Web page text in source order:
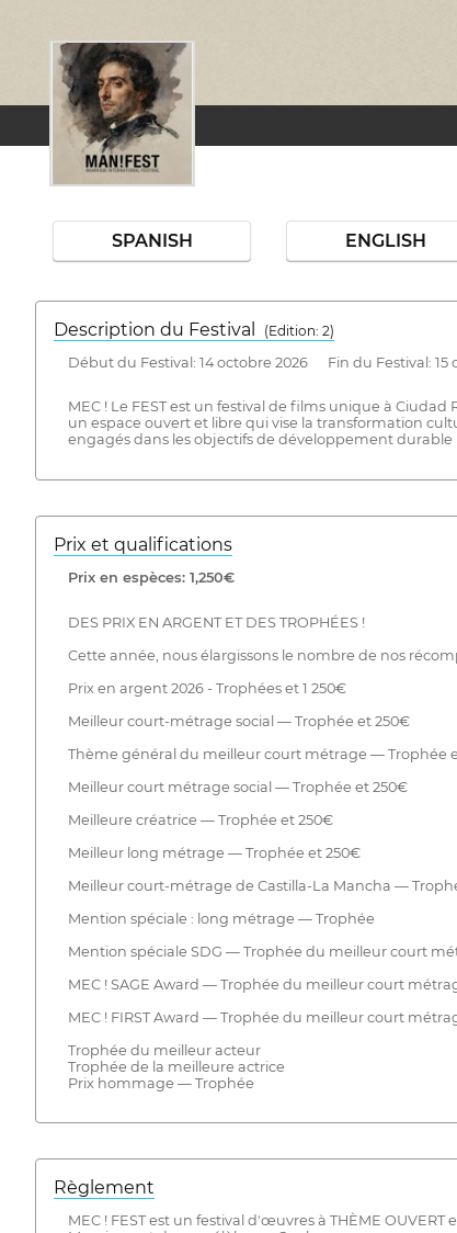
SPANISH ENGLISH
Description du Festival
( Edition: 2)
Début du Festival: 14 octobre 2026 Fin du Festival: 15
MEC ! Le FEST est un festival de films unique à
un espace ouvert et libre qui vise la transformation
engagés dans les objectifs de développement
Prix ​​et qualifications
Prix ​​en espèces: 1,250€
DES PRIX EN ARGENT ET DES TROPHÉES !
Cette année, nous élargissons le nombre de nos
Prix en argent 2026 - Trophées et 1 250€
Meilleur court-métrage social — Trophée et 250€
Thème général du meilleur court métrage — Trophée
Meilleur court métrage social — Trophée et 250€
Meilleure créatrice — Trophée et 250€
Meilleur long métrage — Trophée et 250€
Meilleur court-métrage de Castilla-La Mancha —
Mention spéciale : long métrage — Trophée
Mention spéciale SDG — Trophée du meilleur court
MEC ! SAGE Award — Trophée du meilleur court
MEC ! FIRST Award — Trophée du meilleur court
Trophée du meilleur acteur
Trophée de la meilleure actrice
Prix hommage — Trophée
Règlement
MEC ! FEST est un festival d'œuvres à THÈME